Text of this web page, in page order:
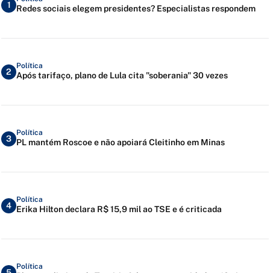
1 Redes sociais elegem presidentes? Especialistas respondem
2
Política
Após tarifaço, plano de Lula cita "soberania" 30 vezes
3
Política
PL mantém Roscoe e não apoiará Cleitinho em Minas
4
Política
Erika Hilton declara R$ 15,9 mil ao TSE e é criticada
Política